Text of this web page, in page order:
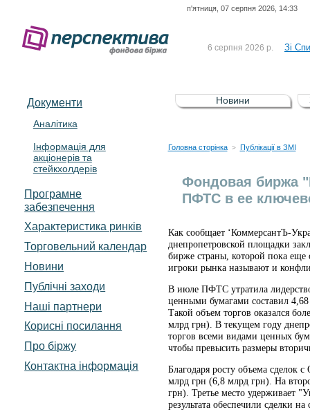
п'ятниця, 07 серпня 2026, 14:33
6 серпня 2026 р. Зі
5 серпня 2026 р.
Зі
UA4000232607)
4 серпня 2026 р.
До
Документи
Аналітика
Інформація для
акціонерів та
стейкхолдерів
Програмне
забезпечення
Характеристика pинків
Торговельний календар
Новини
Публічні заходи
Наші партнери
Корисні посилання
Про біржу
Контактна інформація
Новини
Головна сторінка > Публікації в ЗМІ
Фондовая биржа
ПФТС в ее
Как сообщает ‘КоммерсантЪ-
днепропетровской площадки
бирже страны, которой пока
игроки рынка называют и
В июле ПФТС утратила
ценными бумагами составил
Такой объем торгов оказался
млрд грн). В текущем году
торгов всеми видами ценных
чтобы превысить размеры
Благодаря росту объема сделок
млрд грн (6,8 млрд грн). На
грн). Третье место удерживает
результата обеспечили сделки